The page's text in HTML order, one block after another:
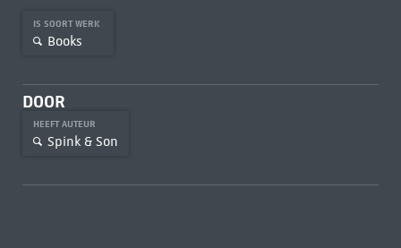
IS SOORT WERK
Books
DOOR
HEEFT AUTEUR
Spink & Son